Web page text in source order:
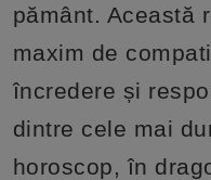
pământ. Această
maxim de
încredere și
dintre cele mai
horoscop, în